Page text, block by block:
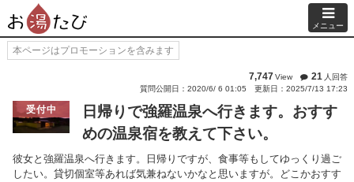
メニュー
本ページはプロモーションを含みます
7,747View 21 人回答
質問公開日：2020/6/ 6 01:05
更新日：2025/7/13 17:23
受付中
日帰りで強羅温泉へ行きます。おすす
めの温泉宿を教えて下さい。
彼女と強羅温泉へ行きます。日帰りですが、食事等もしてゆっくり過ご
したい。貸切個室等あれば気兼ねないかなと思いますが。どこかおすす